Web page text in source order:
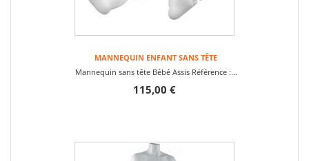
MANNEQUIN ENFANT SANS TÊTE
Mannequin sans tête Bébé Assis Référence :...
115,00 €